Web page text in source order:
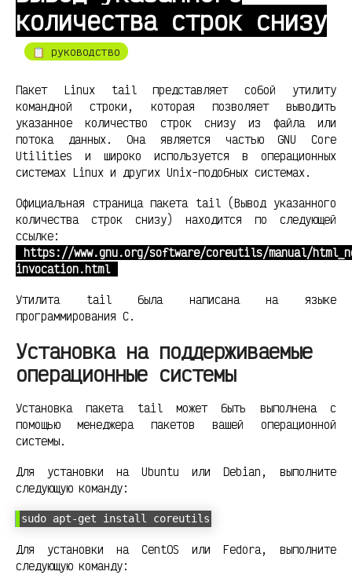
количества строк снизу
📋 руководство
Пакет Linux tail представляет собой утилиту
командной строки, которая позволяет выводить
указанное количество строк снизу из файла или
потока данных. Она является частью GNU Core
Utilities и широко используется в операционных
системах Linux и других Unix-подобных системах.
Официальная страница пакета tail (Вывод указанного
количества строк снизу) находится по следующей
ссылке:
https://www.gnu.org/software/coreutils/manual/
invocation.html
Утилита tail была написана на языке
программирования C.
Установка на поддерживаемые
операционные системы
Установка пакета tail может быть выполнена с
помощью менеджера пакетов вашей операционной
системы.
Для установки на Ubuntu или Debian, выполните
следующую команду:
sudo apt-get install coreutils
Для установки на CentOS или Fedora, выполните
следующую команду: